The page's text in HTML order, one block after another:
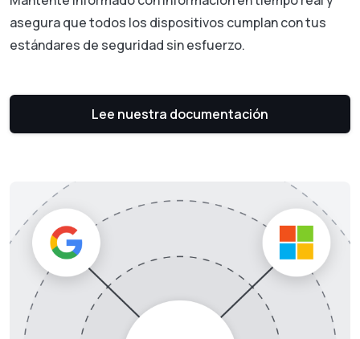
asegura que todos los dispositivos cumplan con tus
estándares de seguridad sin esfuerzo.
Lee nuestra documentación